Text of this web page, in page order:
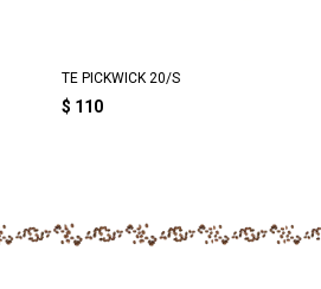
TE PICKWICK 20/S
$ 110